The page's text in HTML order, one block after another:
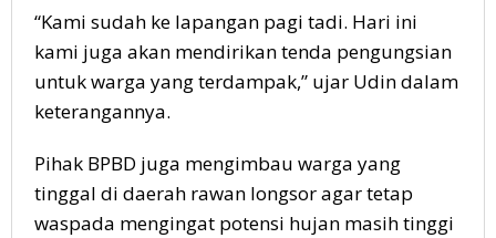
“Kami sudah ke lapangan pagi tadi. Hari ini
kami juga akan mendirikan tenda pengungsian
untuk warga yang terdampak,” ujar Udin dalam
keterangannya.
Pihak BPBD juga mengimbau warga yang
tinggal di daerah rawan longsor agar tetap
waspada mengingat potensi hujan masih tinggi